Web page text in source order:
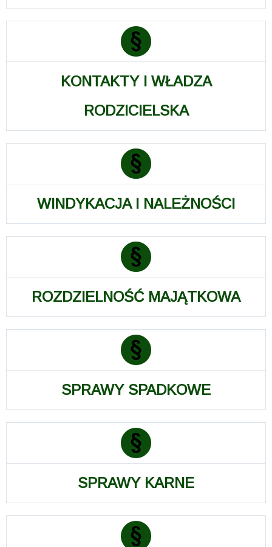
KONTAKTY I WŁADZA
RODZICIELSKA
WINDYKACJA I NALEŻNOŚCI
ROZDZIELNOŚĆ MAJĄTKOWA
SPRAWY SPADKOWE
SPRAWY KARNE